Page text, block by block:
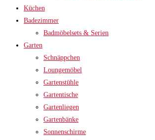
Küchen
Badezimmer
Badmöbelsets & Serien
Garten
Schnäppchen
Loungemöbel
Gartenstühle
Gartentische
Gartenliegen
Gartenbänke
Sonnenschirme